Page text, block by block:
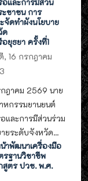
ชาชน การ
จัดทำผังนโยบาย
ด
ยุธยา ครั้งที่1
16 กรกฎาคม
ฎาคม 2569 นาย
หกรรมยานยนต์
และการมีส่วนร่วม
ยระดับจังหวัด...
าพัฒนาเครื่องมือ
รฐานวิชาชีพ
สูตร ปวช. พ.ศ.